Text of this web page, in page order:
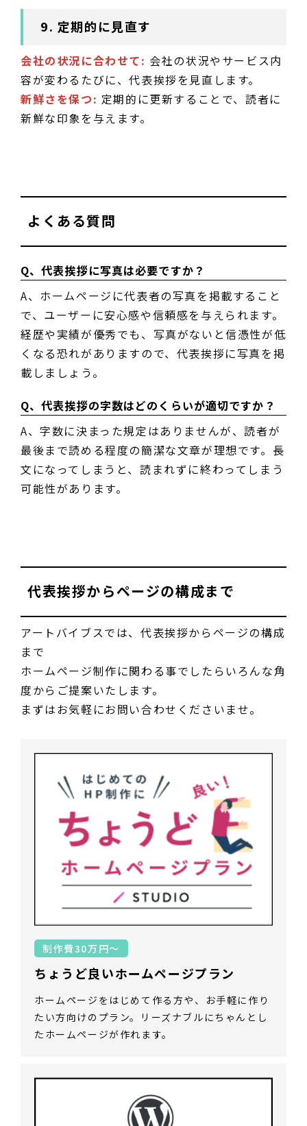
9. 定期的に見直す
会社の状況に合わせて: 会社の状況やサービス内
容が変わるたびに、代表挨拶を見直します。
新鮮さを保つ: 定期的に更新することで、読者に
新鮮な印象を与えます。
よくある質問
Q、代表挨拶に写真は必要ですか？
A、ホームページに代表者の写真を掲載すること
で、ユーザーに安心感や信頼感を与えられます。
経歴や実績が優秀でも、写真がないと信憑性が低
くなる恐れがありますので、代表挨拶に写真を掲
載しましょう。
Q、代表挨拶の字数はどのくらいが適切ですか？
A、字数に決まった規定はありませんが、読者が
最後まで読める程度の簡潔な文章が理想です。長
文になってしまうと、読まれずに終わってしまう
可能性があります。
代表挨拶からページの構成まで
アートバイブスでは、代表挨拶からページの構成
まで
ホームページ制作に関わる事でしたらいろんな角
度からご提案いたします。
まずはお気軽にお問い合わせくださいませ。
制作費30万円～
ちょうど良いホームページプラン
ホームページをはじめて作る方や、お手軽に作り
たい方向けのプラン。リーズナブルにちゃんとし
たホームページが作れます。